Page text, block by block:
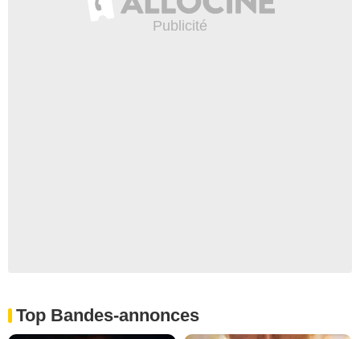
Top Bandes-annonces